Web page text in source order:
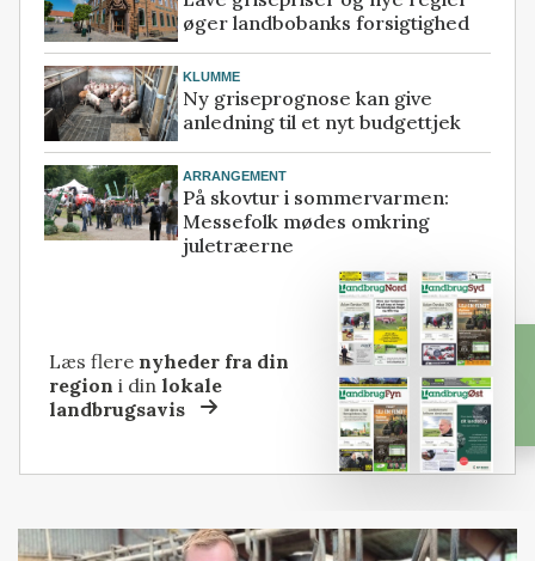
øger landbobanks forsigtighed
KLUMME
Ny griseprognose kan give
anledning til et nyt budgettjek
ARRANGEMENT
På skovtur i sommervarmen:
Messefolk mødes omkring
juletræerne
Læs flere nyheder fra din
region i dinlokale
landbrugsavis